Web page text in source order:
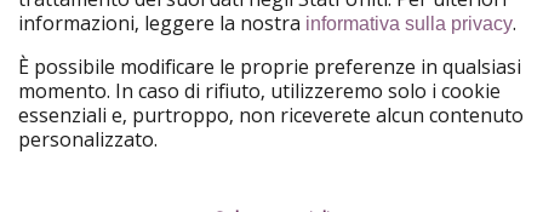
Conoscici meglio
Chi siamo
Lavora con noi
Informazioni legali
Termini d' Uso
informazioni, leggere la nostra informativa sulla privacy.
È possibile modificare le proprie preferenze in qualsiasi
momento. In caso di rifiuto, utilizzeremo solo i cookie
essenziali e, purtroppo, non riceverete alcun contenuto
personalizzato.